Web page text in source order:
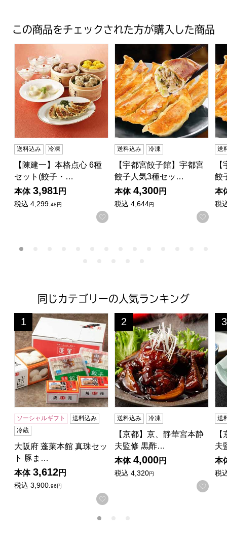
この商品をチェックされた方が購入した商品
【陳建一】本格点心 6種セット(餃子・貝柱入焼売・錦糸
送料込み 冷凍
【陳建一】本格点心 6種
セット(餃子・…
本体 3,981円
税込 4,299.48円
お気に入りに登録する
【宇都宮餃子館】宇都宮餃子
送料込み 冷凍
【宇都宮餃子館】宇都宮
餃子人気3種セッ…
本体 4,300円
税込 4,644円
お気
送
餃
本
税
同じカテゴリーの人気ランキング
大阪府 蓬莱本館 真珠セット 豚まん6入1・ジャンボ焼売
1
位
ソーシャルギフト
送料込み
冷蔵
大阪府 蓬莱本館 真珠セッ
ト 豚ま…
本体 3,612円
税込 3,900.96円
お気に入りに登録する
【京都】京、静華宮本静夫監
2
位
送料込み 冷凍
【京都】京、静華宮本静
夫監修 黒酢…
本体 4,000円
税込 4,320円
お気
3
位
送
夫
本
税